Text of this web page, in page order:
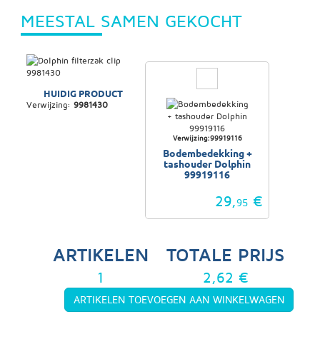
MEESTAL SAMEN GEKOCHT
HUIDIG PRODUCT
Verwijzing: 9981430
Verwijzing:99919116
Bodembedekking +
tashouder Dolphin
99919116
29,95 €
ARTIKELEN
1
TOTALE PRIJS
2,62 €